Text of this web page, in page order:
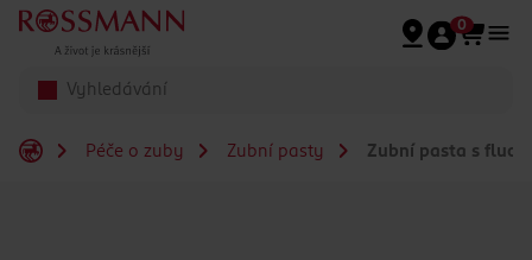
Přeskočit na hlavmní obsah
0
Péče o zuby Zubní pasty Zubní pasta s